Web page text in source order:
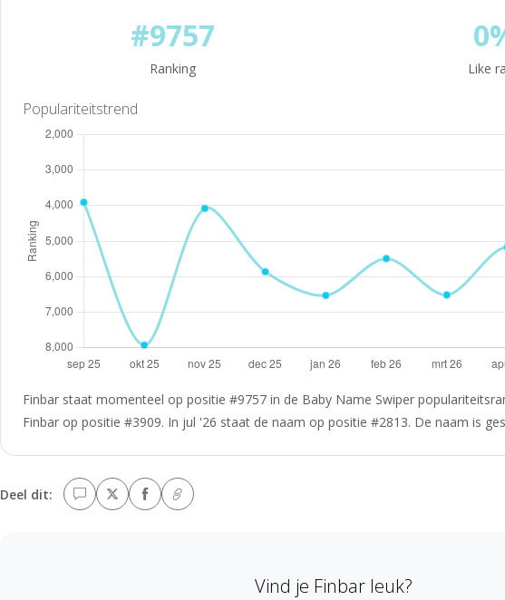
#9757
Ranking Like
Populariteitstrend
Finbar staat momenteel op positie #9757 in de Baby Name Swiper
Finbar op positie #3909. In jul '26 staat de naam op positie #2813. De naam is
Deel dit:
Vind je Finbar leuk?